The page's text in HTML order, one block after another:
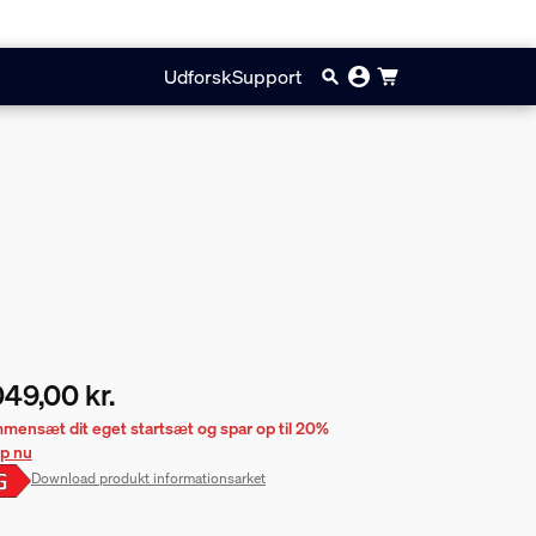
UdforskSupport
pris er 1.049,00 kr.
kr.
dit eget startsæt og spar op til 20%
nu
Download produkt informationsarket